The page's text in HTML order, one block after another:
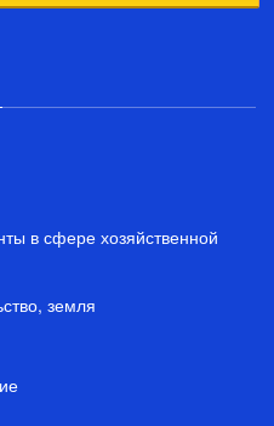
в сфере хозяйственной
земля